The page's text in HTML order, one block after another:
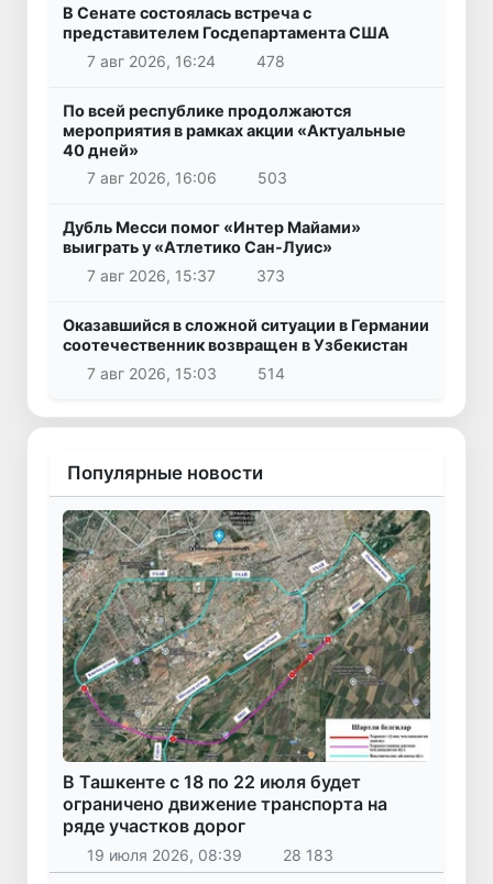
В Сенате состоялась встреча с
представителем Госдепартамента США
7 авг 2026, 16:24
478
По всей республике продолжаются
мероприятия в рамках акции «Актуальные
40 дней»
7 авг 2026, 16:06
503
Дубль Месси помог «Интер Майами»
выиграть у «Атлетико Сан-Луис»
7 авг 2026, 15:37
373
Оказавшийся в сложной ситуации в Германии
соотечественник возвращен в Узбекистан
7 авг 2026, 15:03
514
Популярные новости
В Ташкенте с 18 по 22 июля будет
ограничено движение транспорта на
ряде участков дорог
19 июля 2026, 08:39 28 183